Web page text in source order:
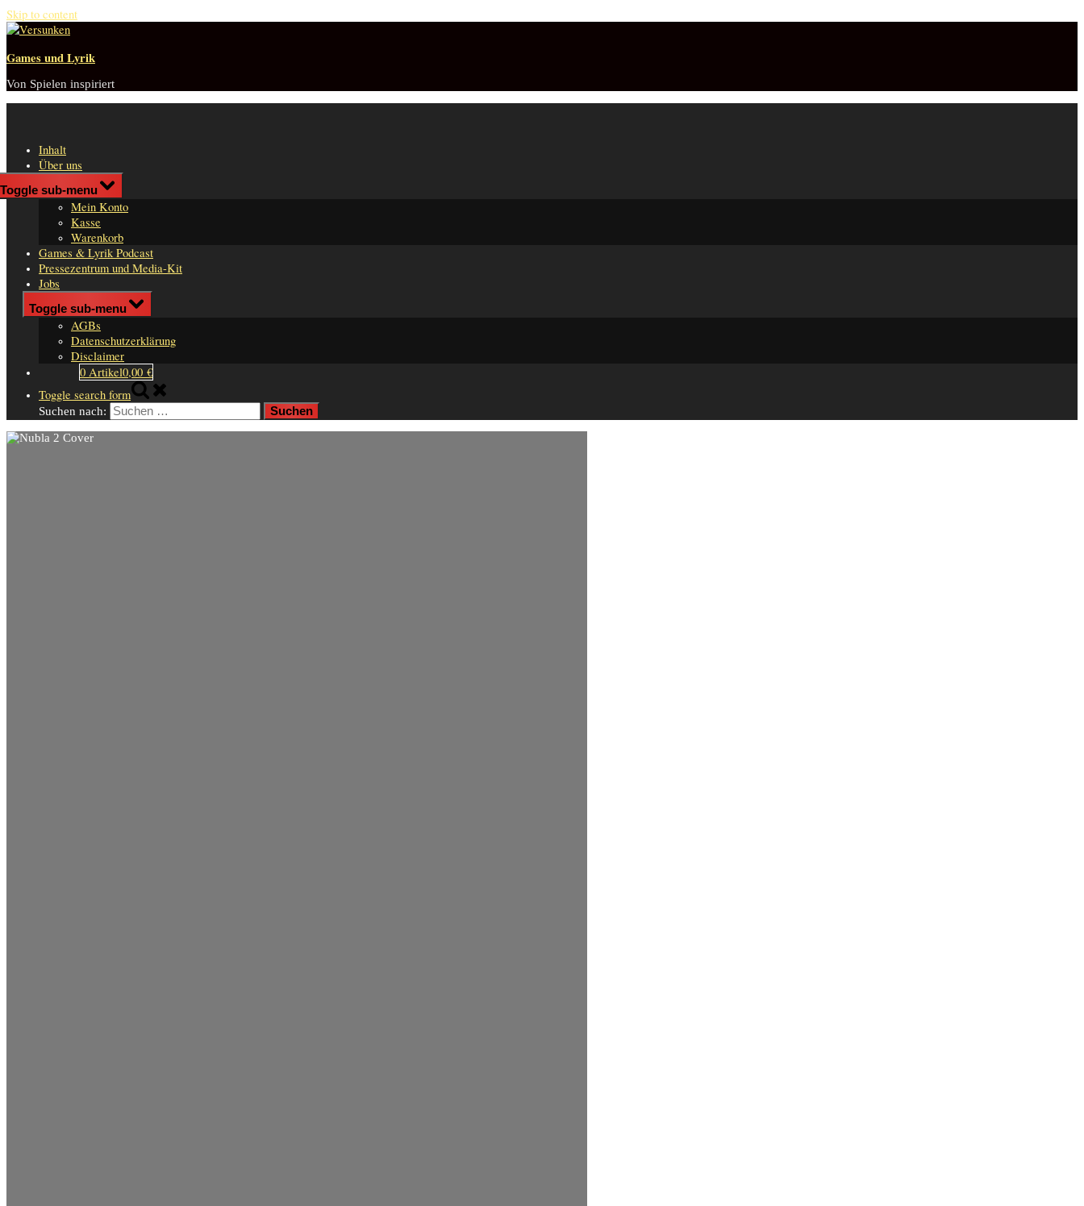
Skip to content
Games und Lyrik
Von Spielen inspiriert
Inhalt
Über uns
Shop
Toggle sub-menu
Mein Konto
Kasse
Warenkorb
Games & Lyrik Podcast
Pressezentrum und Media-Kit
Jobs
Impressum
Toggle sub-menu
AGBs
Datenschutzerklärung
Disclaimer
0 Artikel0,00 €
Toggle search form
Suchen nach: